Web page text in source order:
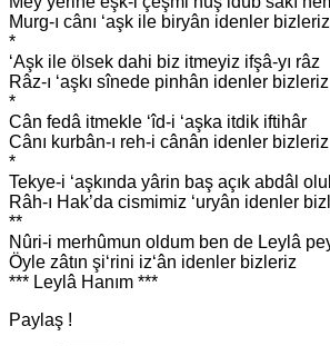
Murg-ı cânı ‘aşk ile biryân idenler bizleriz
*
‘Aşk ile ölsek dahi biz itmeyiz ifşâ-yı râz
Râz-ı ‘aşkı sînede pinhân idenler bizleriz
*
Cân fedâ itmekle ‘îd-i ‘aşka itdik iftihâr
Cânı kurbân-ı reh-i cânân idenler bizleriz
*
Tekye-i ‘aşkında yârin baş açık abdâl
Râh-ı Hak’da cismimiz ‘uryân idenler
**
Nûri-i merhûmun oldum ben de Leylâ
Öyle zâtın şi‘rini iz‘ân idenler bizleriz
*** Leylâ Hanım ***
Paylaş !